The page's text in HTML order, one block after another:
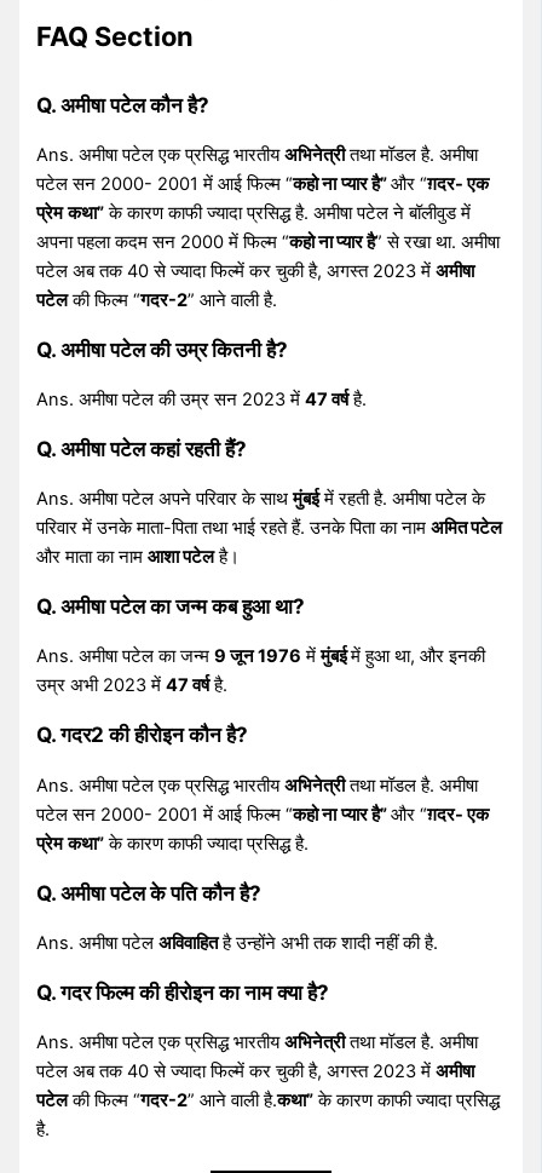
FAQ Section
Q. अमीषा पटेल कौन है?
Ans. अमीषा पटेल एक प्रसिद्ध भारतीयअभिनेत्रीतथा मॉडल है. अमीषा
पटेल सन 2000- 2001 में आई फिल्म “कहो ना प्यार है”और “ग़दर- एक
प्रेम कथा”के कारण काफी ज्यादा प्रसिद्ध है. अमीषा पटेल ने बॉलीवुड में
अपना पहला कदम सन 2000 में फिल्म “कहो ना प्यार है” से रखा था. अमीषा
पटेल अब तक 40 से ज्यादा फिल्में कर चुकी है, अगस्त 2023 मेंअमीषा
पटेलकी फिल्म “गदर-2” आने वाली है.
Q. अमीषा पटेल की उम्र कितनी है?
Ans. अमीषा पटेल की उम्र सन 2023 में47 वर्षहै.
Q. अमीषा पटेल कहां रहती हैं?
Ans. अमीषा पटेल अपने परिवार के साथमुंबईमें रहती है. अमीषा पटेल के
परिवार में उनके माता-पिता तथा भाई रहते हैं. उनके पिता का नामअमित पटेल
और माता का नामआशा पटेलहै।
Q. अमीषा पटेल का जन्म कब हुआ था?
Ans. अमीषा पटेल का जन्म9 जून 1976 मेंमुंबईमें हुआ था, और इनकी
उम्र अभी 2023 में47 वर्षहै.
Q. गदर2 की हीरोइन कौन है?
Ans. अमीषा पटेल एक प्रसिद्ध भारतीयअभिनेत्रीतथा मॉडल है. अमीषा
पटेल सन 2000- 2001 में आई फिल्म “कहो ना प्यार है”और “ग़दर- एक
प्रेम कथा”के कारण काफी ज्यादा प्रसिद्ध है.
Q. अमीषा पटेल के पति कौन है?
Ans. अमीषा पटेलअविवाहितहै उन्होंने अभी तक शादी नहीं की है.
Q. गदर फिल्म की हीरोइन का नाम क्या है?
Ans. अमीषा पटेल एक प्रसिद्ध भारतीयअभिनेत्रीतथा मॉडल है. अमीषा
पटेल अब तक 40 से ज्यादा फिल्में कर चुकी है, अगस्त 2023 मेंअमीषा
पटेलकी फिल्म “गदर-2” आने वाली है.कथा”के कारण काफी ज्यादा प्रसिद्ध
है.